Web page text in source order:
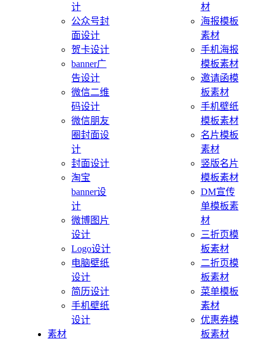
计
公众号封
面设计
贺卡设计
banner广
告设计
微信二维
码设计
微信朋友
圈封面设
计
封面设计
淘宝
banner设
计
微博图片
设计
Logo设计
电脑壁纸
设计
简历设计
手机壁纸
设计
素材
材
海报模板
素材
手机海报
模板素材
邀请函模
板素材
手机壁纸
模板素材
名片模板
素材
竖版名片
模板素材
DM宣传
单模板素
材
三折页模
板素材
二折页模
板素材
菜单模板
素材
优惠券模
板素材